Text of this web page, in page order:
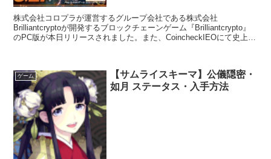
株式会社コロプラが運営するグループ会社である株式会社
Brilliantcryptoが開発するブロックチェーンゲーム『Brilliantcrypto』
のPC版が本日リリースされました。また、CoincheckIEOにて史上最
ゲーム
【サムライスキーマ】公儀隠密・
如月 ステータス・入手方法